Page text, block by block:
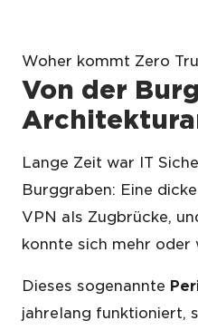
Woher kommt Zero
Von der
Lange Zeit war IT
Burggraben: Eine
VPN als Zugbrücke,
konnte sich mehr oder
Dieses sogenannte
jahrelang funktioniert,